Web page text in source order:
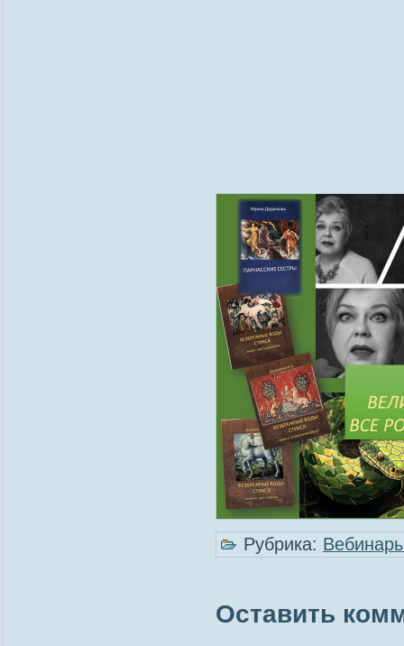
Рубрика:
Оставить